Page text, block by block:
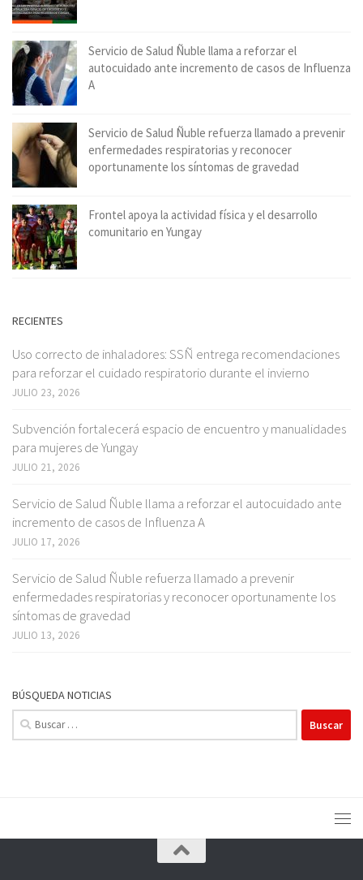
Servicio de Salud Ñuble llama a reforzar el
autocuidado ante incremento de casos de Influenza
A
Servicio de Salud Ñuble refuerza llamado a prevenir
enfermedades respiratorias y reconocer
oportunamente los síntomas de gravedad
Frontel apoya la actividad física y el desarrollo
comunitario en Yungay
RECIENTES
Uso correcto de inhaladores: SSÑ entrega recomendaciones
para reforzar el cuidado respiratorio durante el invierno
JULIO 23, 2026
Subvención fortalecerá espacio de encuentro y manualidades
para mujeres de Yungay
JULIO 21, 2026
Servicio de Salud Ñuble llama a reforzar el autocuidado ante
incremento de casos de Influenza A
JULIO 17, 2026
Servicio de Salud Ñuble refuerza llamado a prevenir
enfermedades respiratorias y reconocer oportunamente los
síntomas de gravedad
JULIO 13, 2026
BÚSQUEDA NOTICIAS
Buscar: